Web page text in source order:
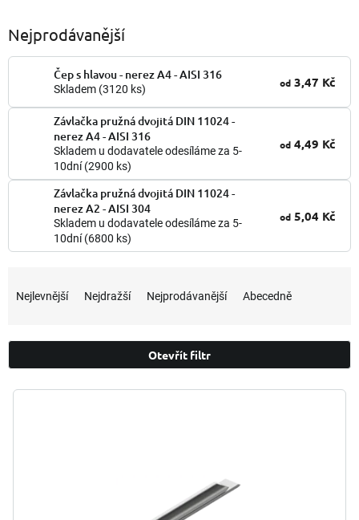
Nejprodávanější
Čep s hlavou - nerez A4 - AISI 316
Skladem (3120 ks)
od 3,47 Kč
Závlačka pružná dvojitá DIN 11024 -
nerez A4 - AISI 316
Skladem u dodavatele odesíláme za 5-
10dní(2900 ks)
od 4,49 Kč
Závlačka pružná dvojitá DIN 11024 -
nerez A2 - AISI 304
Skladem u dodavatele odesíláme za 5-
10dní(6800 ks)
od 5,04 Kč
n
í
r
Nejlevnější Nejdražší Nejprodávanější Abecedně
Otevřít filtr
V